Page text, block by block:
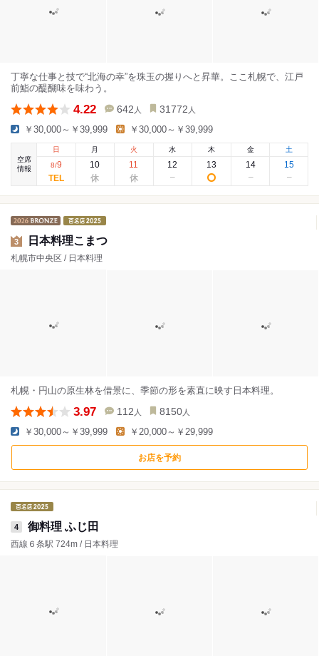
丁寧な仕事と技で“北海の幸”を珠玉の握りへと昇華。ここ札幌で、江戸
前鮨の醍醐味を味わう。
4.22 642 人 31772 人
￥30,000～￥39,999 ￥30,000～￥39,999
空席
情報
日
8/9
月
10
火
11
水
12
木
13
金
14
土
15
3 日本料理こまつ
札幌市中央区 / 日本料理
札幌・円山の原生林を借景に、季節の形を素直に映す日本料理。
3.97 112 人 8150 人
￥30,000～￥39,999 ￥20,000～￥29,999
お店を予約
4 御料理 ふじ田
西線６条駅 724m / 日本料理